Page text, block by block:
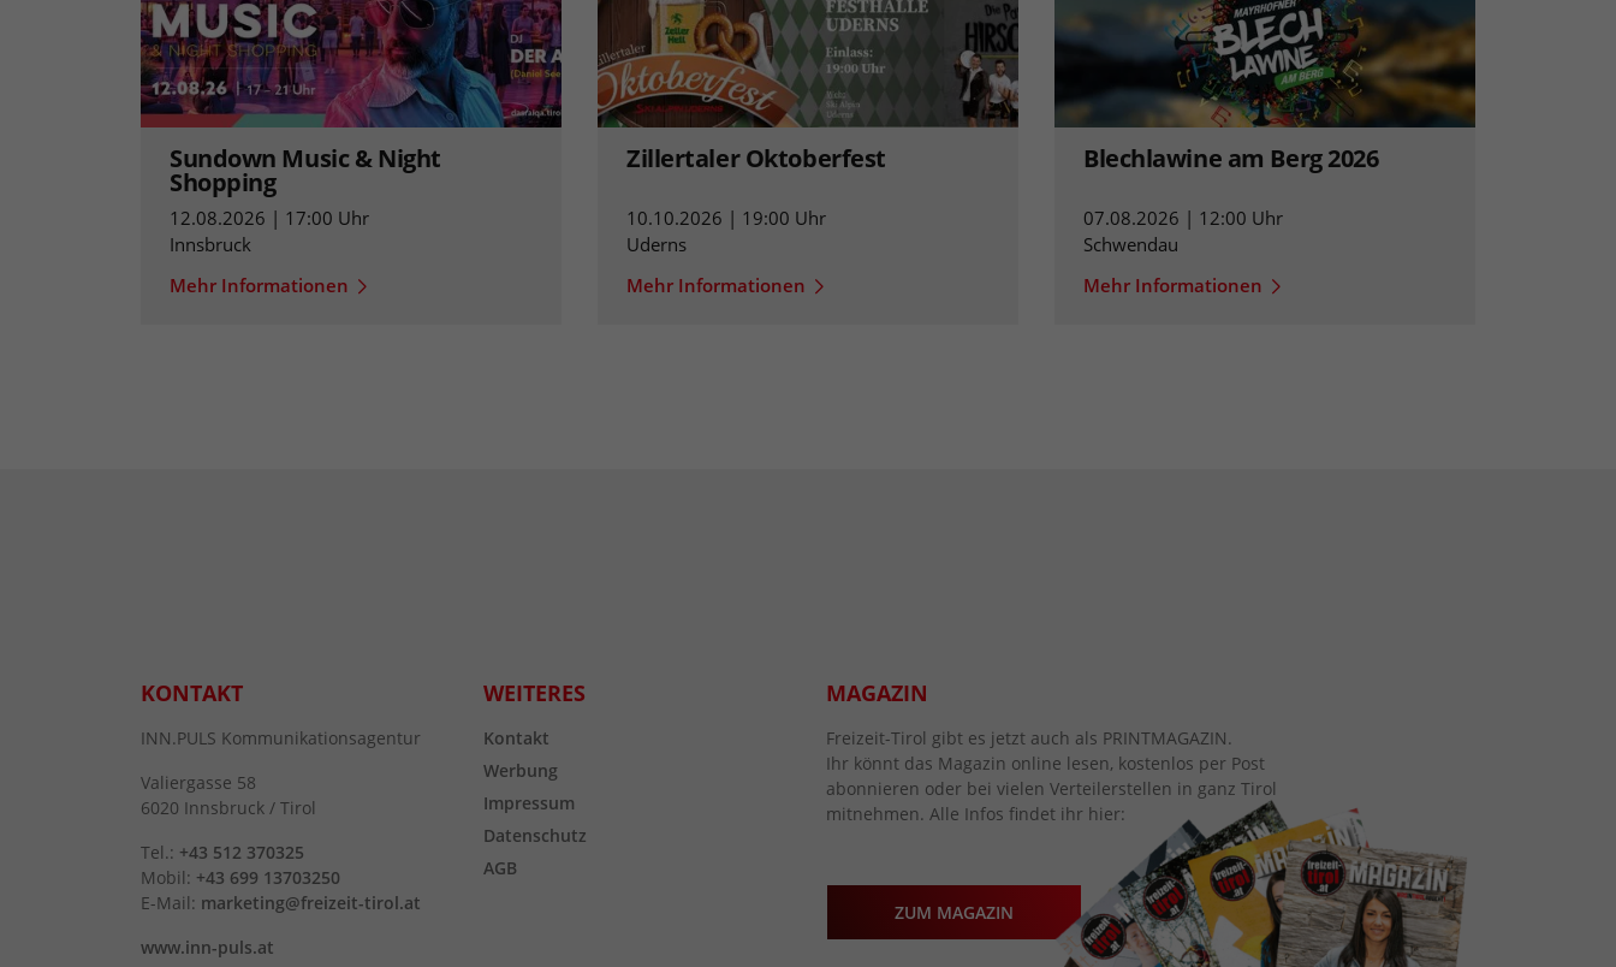
Sundown Music & Night
Shopping
12.08.2026 | 17:00 Uhr
Innsbruck
Mehr Informationen
Zillertaler Oktoberfest
10.10.2026 | 19:00 Uhr
Uderns
Mehr Informationen
Blechlawine am Berg 2026
07.08.2026 | 12:00 Uhr
Schwendau
Mehr Informationen
KONTAKT
INN.PULS Kommunikationsagentur
Valiergasse 58
6020 Innsbruck / Tirol
Tel.: +43 512 370325
Mobil: +43 699 13703250
E-Mail: marketing@freizeit-tirol.at
www.inn-puls.at
WEITERES
Kontakt
Werbung
Impressum
Datenschutz
AGB
MAGAZIN
Freizeit-Tirol gibt es jetzt auch als PRINTMAGAZIN.
Ihr könnt das Magazin online lesen, kostenlos per Post
abonnieren oder bei vielen Verteilerstellen in ganz Tirol
mitnehmen. Alle Infos findet ihr hier:
ZUM MAGAZIN